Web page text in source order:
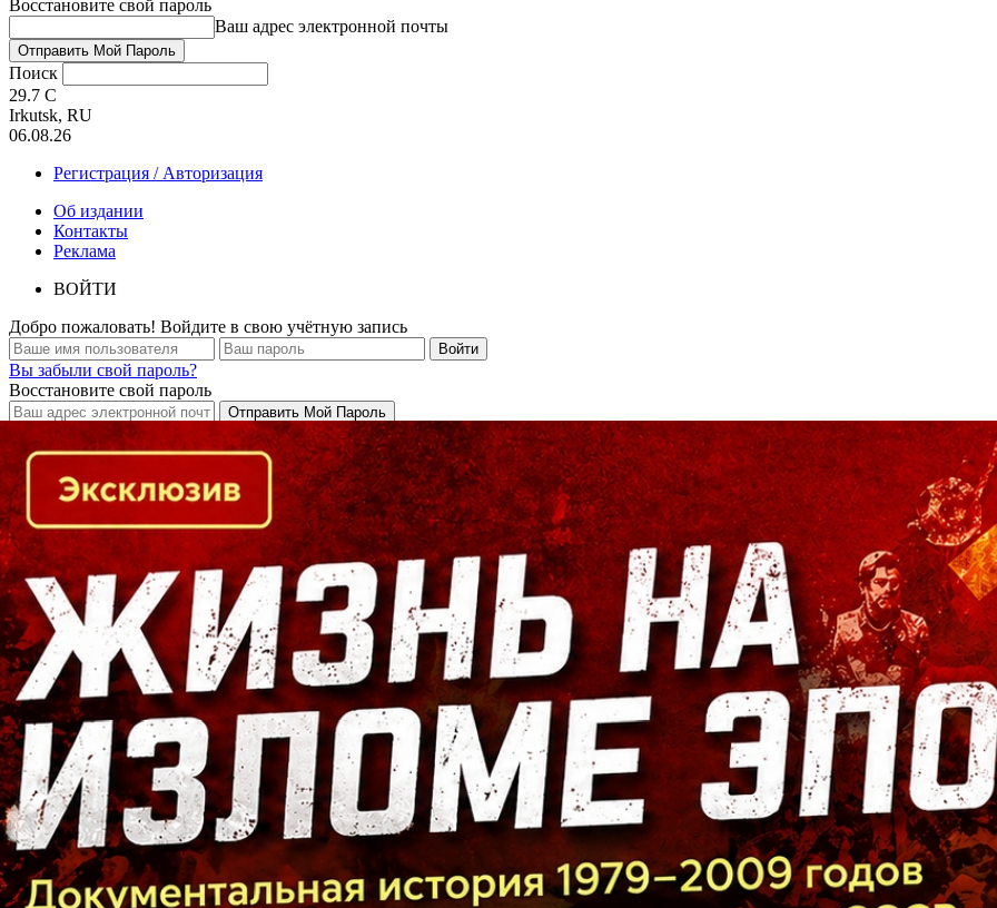
Восстановите свой пароль
Ваш адрес электронной почты
Поиск
29.7 C
Irkutsk, RU
06.08.26
Регистрация / Авторизация
Об издании
Контакты
Реклама
ВОЙТИ
Добро пожаловать! Войдите в свою учётную запись
Вы забыли свой пароль?
Восстановите свой пароль
Кто есть кто в Байкальском регионе